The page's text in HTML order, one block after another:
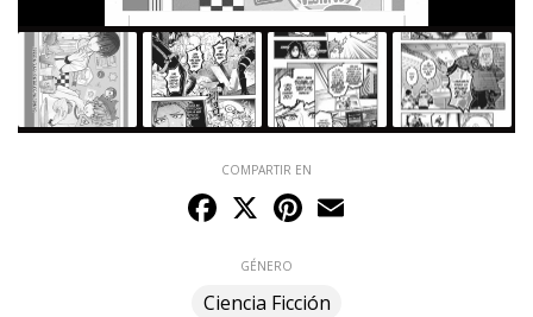
COMPARTIR EN
Facebook
X Pinterest
GÉNERO
Ciencia Ficción